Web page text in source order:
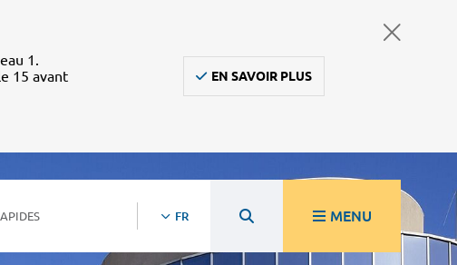
1.
15 avant
EN SAVOIR PLUS
FR MENU